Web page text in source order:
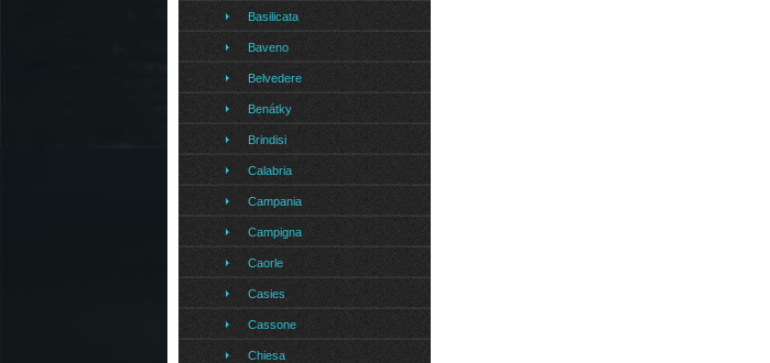
Basilicata
Baveno
Belvedere
Benátky
Brindisi
Calabria
Campania
Campigna
Caorle
Casies
Cassone
Chiesa